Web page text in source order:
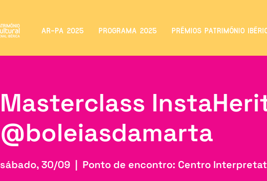
AR-PA 2025 PROGRAMA 2025 PRÉMIOS PATRIMÓNIO
Masterclass
@boleiasdamarta
sábado, 30/09
  |
Ponto de encontro: Centro